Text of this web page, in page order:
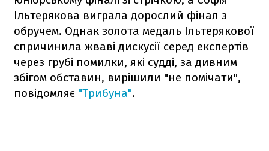
Ільтерякова виграла дорослий фінал з
обручем. Однак золота медаль Ільтерякової
спричинила жваві дискусії серед експертів
через грубі помилки, які судді, за дивним
збігом обставин, вирішили "не помічати",
повідомляє "Трибуна".